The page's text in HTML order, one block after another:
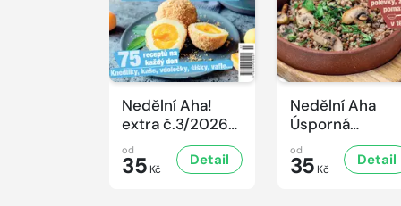
Nedělní Aha!
extra č.3/2026
Úsporná
kuchařka -
Sladké vaření
od
35 Kč
Detail
Nedělní Aha
Úsporná
kuchařka -
Houbová... od
hříbků po lišky
od
35 Kč
Detail